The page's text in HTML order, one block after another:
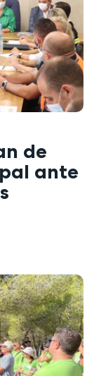
de
ante